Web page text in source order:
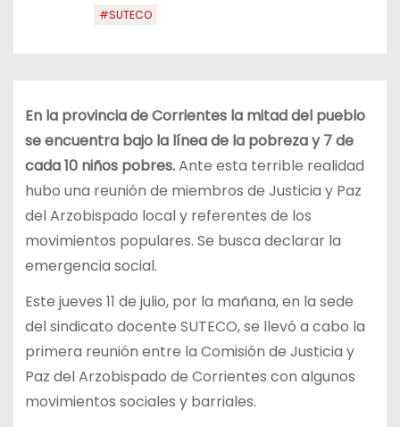
#SUTECO
En la provincia de Corrientes la mitad del pueblo
se encuentra bajo la línea de la pobreza y 7 de
cada 10 niños pobres.Ante esta terrible realidad
hubo una reunión de miembros de Justicia y Paz
del Arzobispado local y referentes de los
movimientos populares. Se busca declarar la
emergencia social.
Este jueves 11 de julio, por la mañana, en la sede
del sindicato docente SUTECO, se llevó a cabo la
primera reunión entre la Comisión de Justicia y
Paz del Arzobispado de Corrientes con algunos
movimientos sociales y barriales.